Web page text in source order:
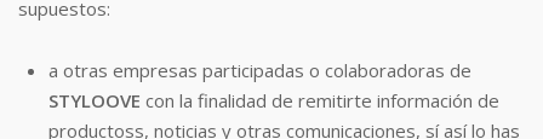
supuestos:
a otras empresas participadas o colaboradoras de
STYLOOVE con la finalidad de remitirte información de
productoss, noticias y otras comunicaciones, sí así lo has